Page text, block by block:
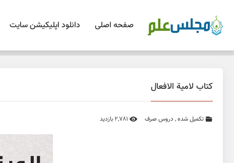
صفحه اصلی دانلود اپلیکیشن سایت
کتاب لامیة الافعال
تکمیل شده, دروس صرف